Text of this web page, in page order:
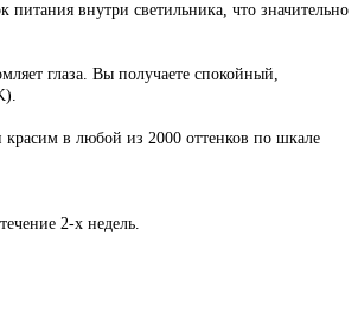
внутри светильника, что значительно
глаза. Вы получаете спокойный,
красим в любой из 2000 оттенков по шкале
2-х недель.